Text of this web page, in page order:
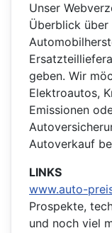
Unser
Überblick
geben. Wir
Elektroautos,
Emissionen
Autoverkauf
LINKS
www.auto-
Prospekte,
und noch viel